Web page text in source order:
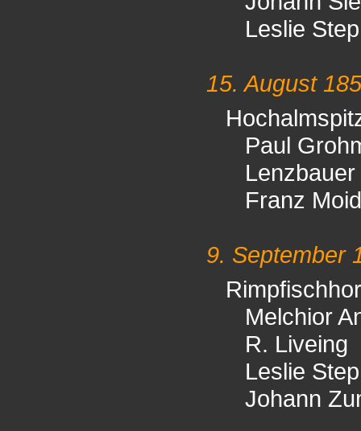
Leslie
15. August
Paul
Lenzbauer
Franz
9. September
Melchior
R. Liveing
Leslie
Johann